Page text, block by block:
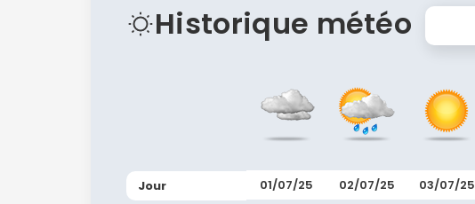
Historique météo
Jour 01/07/25 02/07/25 03/07/25